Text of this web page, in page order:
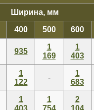
Ширина, мм
400 500 600
935
1
169
1
403
1
122
-
1
683
1
1
2